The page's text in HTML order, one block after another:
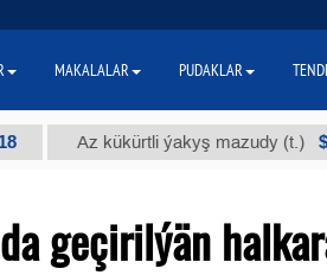
Az kükürtli ýakyş mazudy (t.) $300
geçirilýän
MAKALALAR PUDAKLAR